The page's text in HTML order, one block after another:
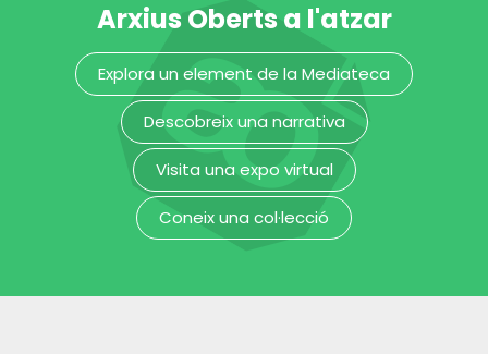
Figura femenina
Cihuateteo
Museu Etnològic i de Cultures del Món
Arxius Oberts a l'atzar
Explora un element de la Mediateca
Descobreix una narrativa
Visita una expo virtual
Coneix una col·lecció